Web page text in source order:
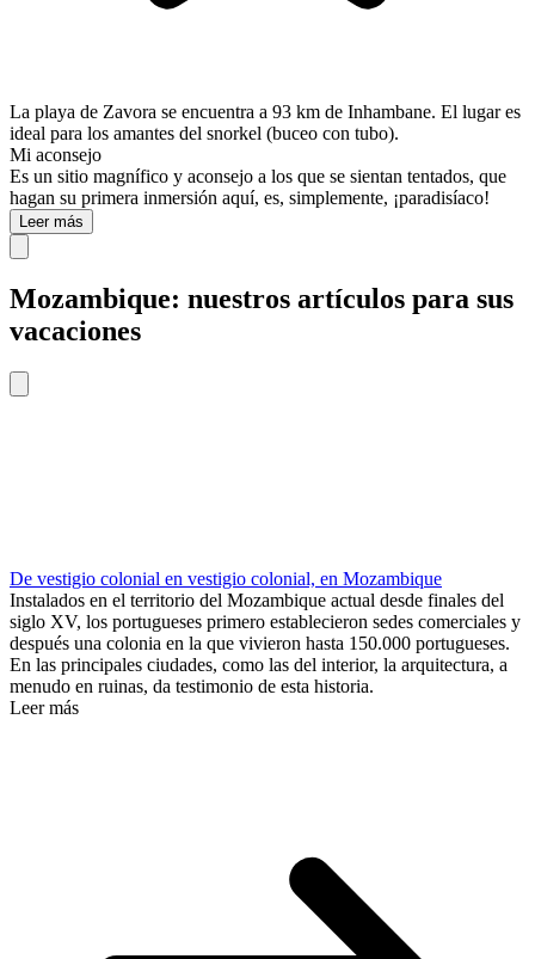
La playa de Zavora se encuentra a 93 km de Inhambane. El lugar es
ideal para los amantes del snorkel (buceo con tubo).
Mi aconsejo
Es un sitio magnífico y aconsejo a los que se sientan tentados, que
hagan su primera inmersión aquí, es, simplemente, ¡paradisíaco!
Leer más
Mozambique: nuestros artículos para sus
vacaciones
De vestigio colonial en vestigio colonial, en Mozambique
Instalados en el territorio del Mozambique actual desde finales del
siglo XV, los portugueses primero establecieron sedes comerciales y
después una colonia en la que vivieron hasta 150.000 portugueses.
En las principales ciudades, como las del interior, la arquitectura, a
menudo en ruinas, da testimonio de esta historia.
Leer más